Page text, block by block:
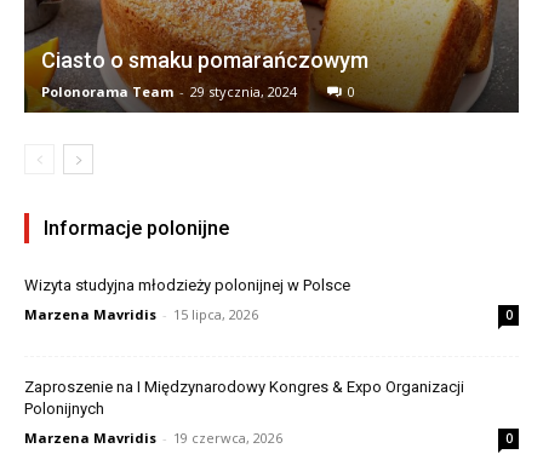
Ciasto o smaku pomarańczowym
Polonorama Team - 29 stycznia, 2024 0
Informacje polonijne
Wizyta studyjna młodzieży polonijnej w Polsce
Marzena Mavridis - 15 lipca, 2026 0
Zaproszenie na I Międzynarodowy Kongres & Expo Organizacji
Polonijnych
Marzena Mavridis - 19 czerwca, 2026 0